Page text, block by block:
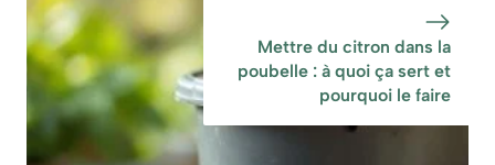
Mettre du citron dans la
poubelle : à quoi ça sert et
pourquoi le faire